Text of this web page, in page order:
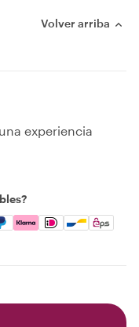
Volver arriba
experiencia
Apple Pay, Google